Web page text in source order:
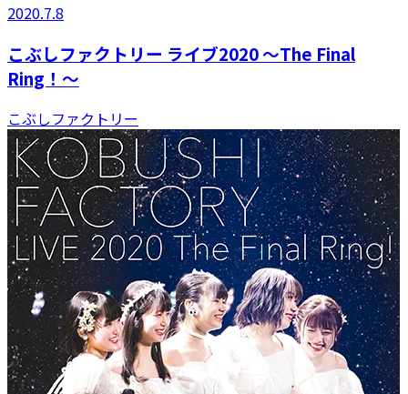
2020.7.8
こぶしファクトリー ライブ2020 ～The Final
Ring！～
こぶしファクトリー